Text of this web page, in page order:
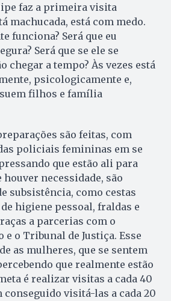
faz a primeira visita
machucada, está com medo.
funciona? Será que eu
Será que se ele se
chegar a tempo? Às vezes está
psicologicamente e,
filhos e família
são feitas, com
policiais femininas em se
que estão ali para
houver necessidade, são
subsistência, como cestas
higiene pessoal, fraldas e
a parcerias com o
o Tribunal de Justiça. Esse
as mulheres, que se sentem
que realmente estão
é realizar visitas a cada 40
conseguido visitá-las a cada 20